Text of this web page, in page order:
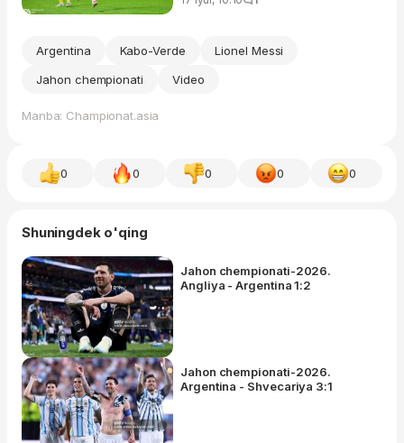
Argentina Kabo-Verde
Lionel Messi
Jahon chempionati
Video
Manba: Championat.asia
0 0 0 0 0
Shuningdek o'qing
Jahon chempionati-2026.
Angliya - Argentina 1:2
Jahon chempionati-2026.
Argentina - Shvecariya 3:1